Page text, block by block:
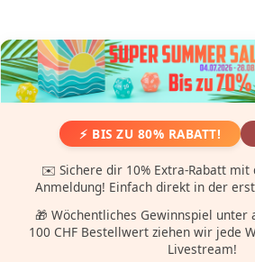
⚡ BIS ZU 80% RABATT!
✉️ Sichere dir 10% Extra-Rabatt
Anmeldung! Einfach direkt in der
🎁 Wöchentliches Gewinnspiel unter
100 CHF Bestellwert ziehen wir jede
Livestream!